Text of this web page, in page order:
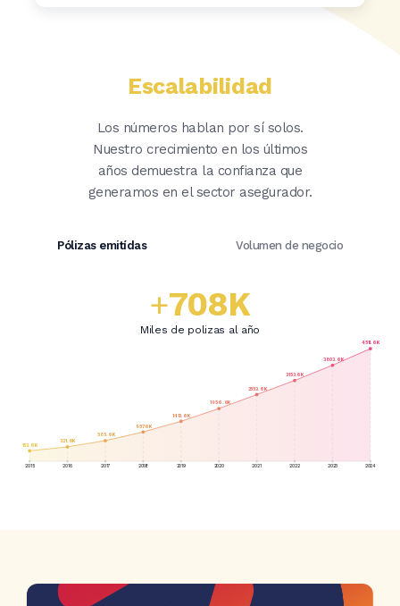
Escalabilidad
Los números hablan por sí solos.
Nuestro crecimiento en los últimos
años demuestra la confianza que
generamos en el sector asegurador.
Pólizas emitídas Volumen de negocio
+708K
Miles de polizas al año
2015 2016 2017 2018 2019 2020 2021 2022 2023 2024
153.6K
321.6K
585.6K
957.6K
1413.6K
1956.6K
2553.6K
3153.6K
3803.6K
4511.6K